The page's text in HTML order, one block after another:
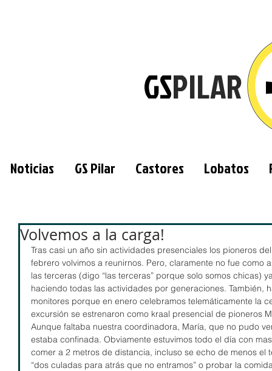
GSPILAR
Noticias GS Pilar Castores Lobatos
Volvemos a la carga!
Tras casi un año sin actividades presenciales los pioneros
febrero volvimos a reunirnos. Pero, claramente no fue como
las terceras (digo “las terceras” porque solo somos chicas)
haciendo todas las actividades por generaciones. También,
monitores porque en enero celebramos telemáticamente la
excursión se estrenaron como kraal presencial de pioneros
Aunque faltaba nuestra coordinadora, María, que no pudo
estaba confinada. Obviamente estuvimos todo el día con
comer a 2 metros de distancia, incluso se echo de menos
“dos culadas para atrás que no entramos” o probar la